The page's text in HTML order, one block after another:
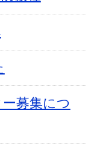
募集につ